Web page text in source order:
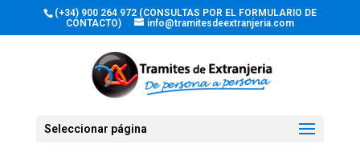
(+34) 900 264 972 (CONSULTAS POR EL FORMULARIO DE
CONTACTO)
info@tramitesdeextranjeria.com
Seleccionar página